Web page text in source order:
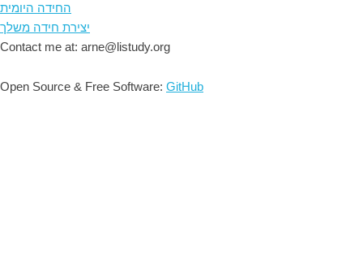
החידה היומית
יצירת חידה משלך
Contact me at: arne@listudy.org
Open Source & Free Software: GitHub